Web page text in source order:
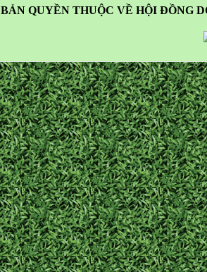
BẢN QUYỀN THUỘC VỀ HỘI ĐỒNG